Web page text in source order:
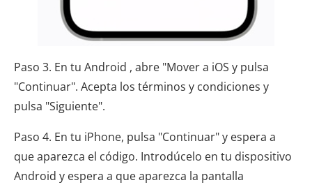
Paso 3. En tu Android , abre "Mover a iOS y pulsa
"Continuar". Acepta los términos y condiciones y
pulsa "Siguiente".
Paso 4. En tu iPhone, pulsa "Continuar" y espera a
que aparezca el código. Introdúcelo en tu dispositivo
Android y espera a que aparezca la pantalla